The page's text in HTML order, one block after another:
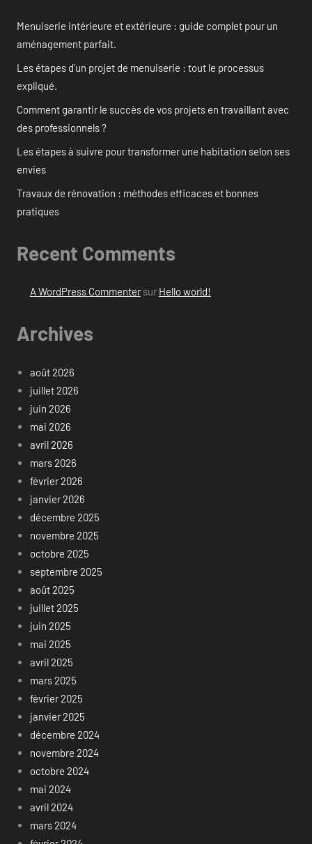
Menuiserie intérieure et extérieure : guide complet pour un
aménagement parfait.
Les étapes d’un projet de menuiserie : tout le processus
expliqué.
Comment garantir le succès de vos projets en travaillant avec
des professionnels ?
Les étapes à suivre pour transformer une habitation selon ses
envies
Travaux de rénovation : méthodes efficaces et bonnes
pratiques
Recent Comments
A WordPress Commentersur Hello world!
Archives
août 2026
juillet 2026
juin 2026
mai 2026
avril 2026
mars 2026
février 2026
janvier 2026
décembre 2025
novembre 2025
octobre 2025
septembre 2025
août 2025
juillet 2025
juin 2025
mai 2025
avril 2025
mars 2025
février 2025
janvier 2025
décembre 2024
novembre 2024
octobre 2024
mai 2024
avril 2024
mars 2024